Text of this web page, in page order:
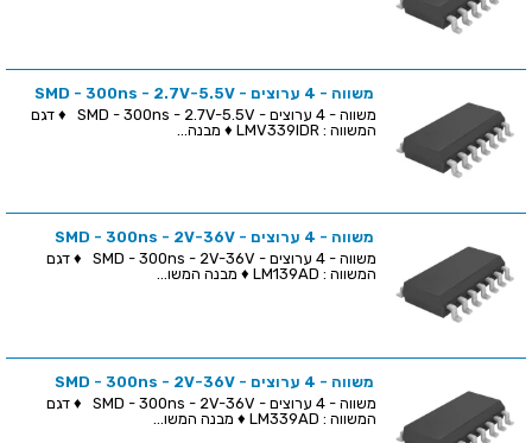
משווה - 4 ערוצים - SMD - 300ns - 2.7V-5.5V
משווה - 4 ערוצים - SMD - 300ns - 2.7V-5.5V ♦ דגם
המשווה : LMV339IDR ♦ מבנה...
משווה - 4 ערוצים - SMD - 300ns - 2V-36V
משווה - 4 ערוצים - SMD - 300ns - 2V-36V ♦ דגם
המשווה : LM139AD ♦ מבנה המשו...
משווה - 4 ערוצים - SMD - 300ns - 2V-36V
משווה - 4 ערוצים - SMD - 300ns - 2V-36V ♦ דגם
המשווה : LM339AD ♦ מבנה המשו...